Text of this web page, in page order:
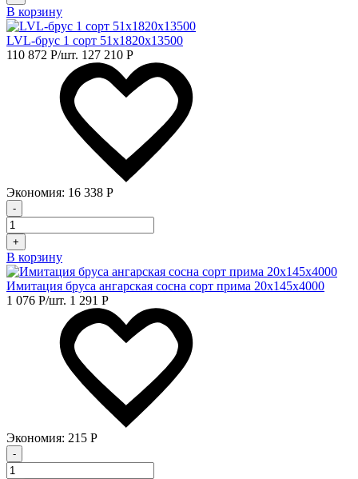
В корзину
LVL-брус 1 сорт 51х1820х13500
110 872 Р/шт. 127 210 Р
Экономия: 16 338 Р
-
+
В корзину
Имитация бруса ангарская сосна сорт прима 20х145х4000
1 076 Р/шт. 1 291 Р
Экономия: 215 Р
-